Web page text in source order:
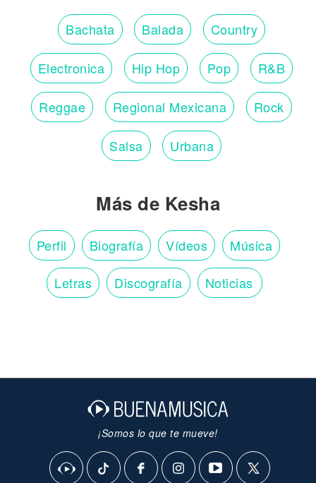
Bachata Balada Country
Electronica Hip Hop Pop R&B
Reggae Regional Mexicana Rock
Salsa Urbana
Más de Kesha
Perfil Biografía Vídeos Música
Letras Discografía Noticias
¡Somos lo que te mueve!